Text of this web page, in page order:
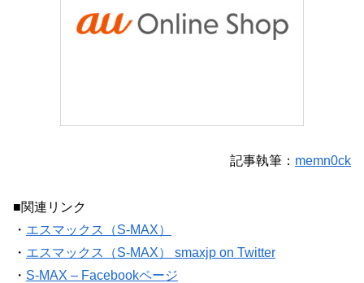
記事執筆： memn0ck
■関連リンク
・ エスマックス（S-MAX）
・ エスマックス（S-MAX） smaxjp on Twitter
・ S-MAX – Facebookページ